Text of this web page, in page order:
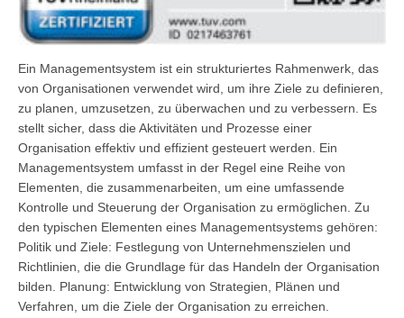
Ein Managementsystem ist ein strukturiertes Rahmenwerk, das
von Organisationen verwendet wird, um ihre Ziele zu definieren,
zu planen, umzusetzen, zu überwachen und zu verbessern. Es
stellt sicher, dass die Aktivitäten und Prozesse einer
Organisation effektiv und effizient gesteuert werden. Ein
Managementsystem umfasst in der Regel eine Reihe von
Elementen, die zusammenarbeiten, um eine umfassende
Kontrolle und Steuerung der Organisation zu ermöglichen. Zu
den typischen Elementen eines Managementsystems gehören:
Politik und Ziele: Festlegung von Unternehmenszielen und
Richtlinien, die die Grundlage für das Handeln der Organisation
bilden. Planung: Entwicklung von Strategien, Plänen und
Verfahren, um die Ziele der Organisation zu erreichen.